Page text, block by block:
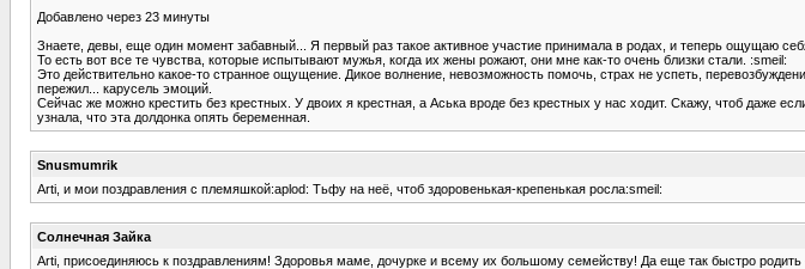
Добавлено через 23 минуты
Знаете, девы, еще один момент забавный... Я первый раз такое активное участие принимала в родах, и теперь ощущаю
То есть вот все те чувства, которые испытывают мужья, когда их жены рожают, они мне как-то очень близки стали. :smeil:
Это действительно какое-то странное ощущение. Дикое волнение, невозможность помочь, страх не успеть,
пережил... карусель эмоций.
Сейчас же можно крестить без крестных. У двоих я крестная, а Аська вроде без крестных у нас ходит. Скажу, чтоб даже
узнала, что эта долдонка опять беременная.
Snusmumrik
Arti, и мои поздравления с племяшкой:aplod: Тьфу на неё, чтоб здоровенькая-крепенькая росла:smeil:
Солнечная Зайка
Arti, присоединяюсь к поздравлениям! Здоровья маме, дочурке и всему их большому семейству! Да еще так быстро родить